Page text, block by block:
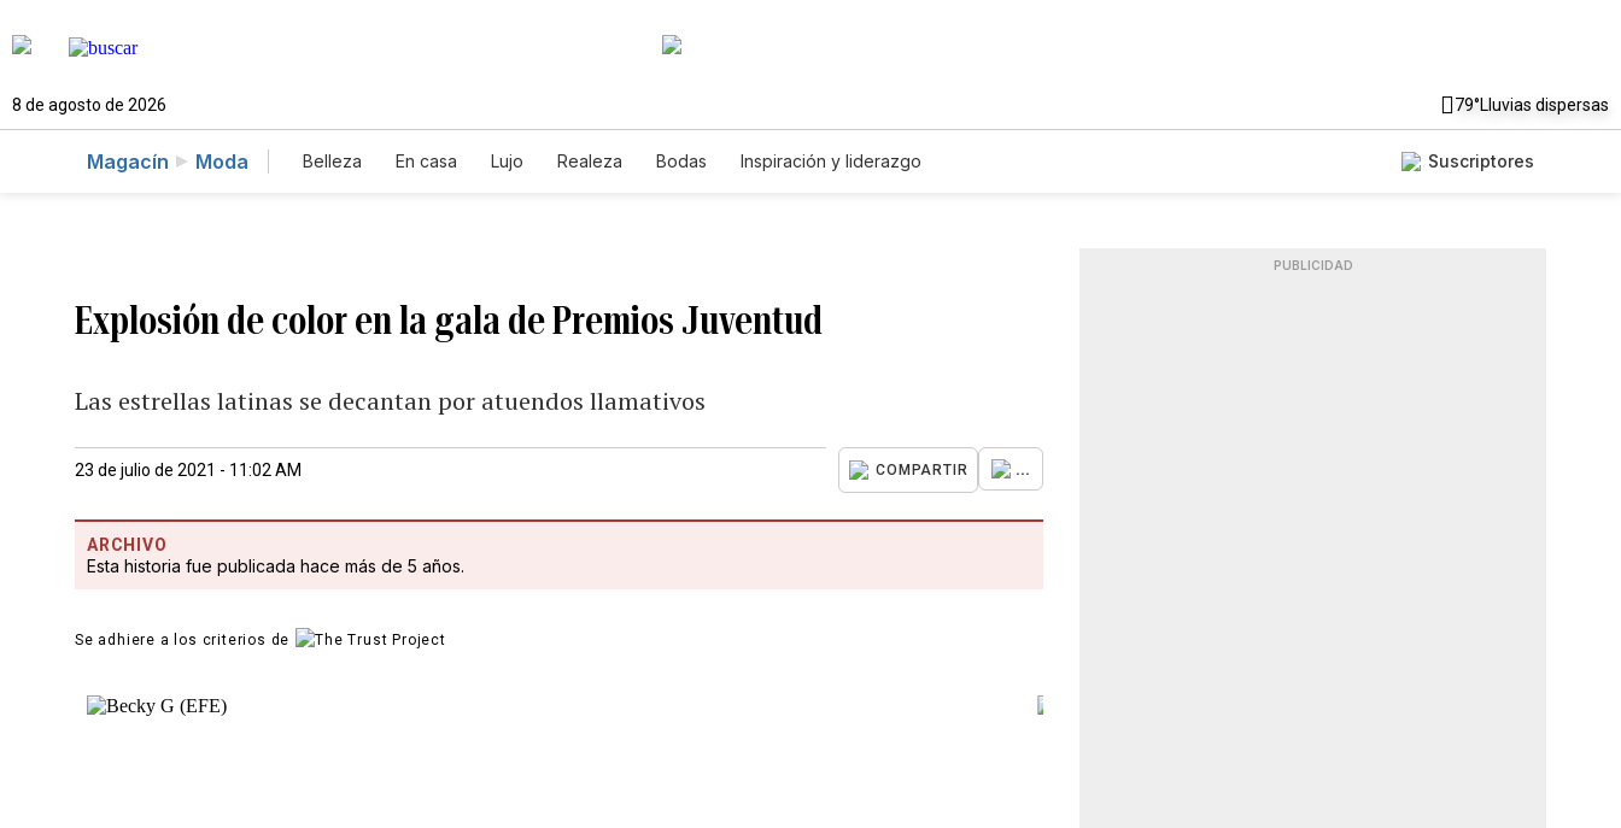
8 de agosto de 2026 79°Lluvias dispersas
Magacín Moda Belleza En casa Lujo Realeza Bodas Inspiración y liderazgo Suscriptores
Explosión de color en la gala de Premios Juventud
Las estrellas latinas se decantan por atuendos llamativos
23 de julio de 2021 - 11:02 AM COMPARTIR ...
ARCHIVO
Esta historia fue publicada hace más de 5 años.
Se adhiere a los criterios de
PUBLICIDAD